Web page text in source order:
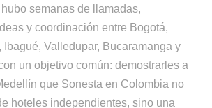
semanas de llamadas,
y coordinación entre Bogotá,
Ibagué, Valledupar, Bucaramanga y
un objetivo común: demostrarles a
que Sonesta en Colombia no
hoteles independientes, sino una